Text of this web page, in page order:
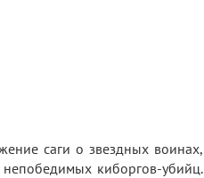
саги о звездных воинах,
киборгов-убийц.